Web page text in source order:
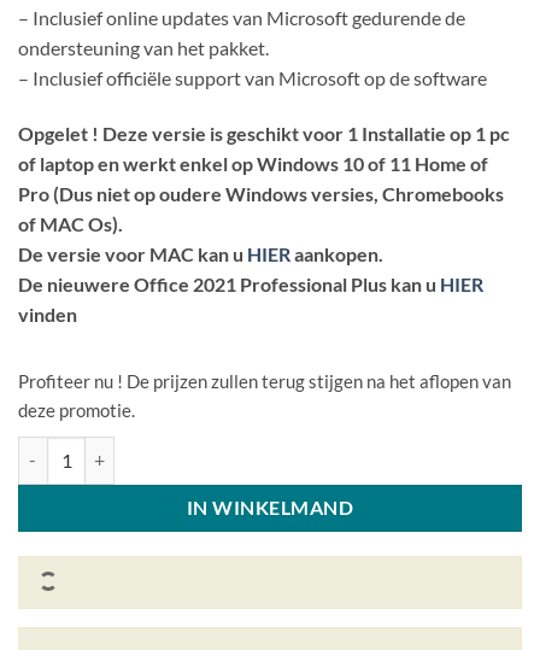
– Inclusief online updates van Microsoft gedurende de
ondersteuning van het pakket.
– Inclusief officiële support van Microsoft op de software
Opgelet ! Deze versie is geschikt voor 1 Installatie op 1 pc
of laptop en werkt enkel op Windows 10 of 11 Home of
Pro (Dus niet op oudere Windows versies, Chromebooks
of MAC Os).
De versie voor MAC kan u HIERaankopen.
De nieuwere Office 2021 Professional Plus kan u HIER
vinden
Profiteer nu ! De prijzen zullen terug stijgen na het aflopen van
deze promotie.
IN WINKELMAND